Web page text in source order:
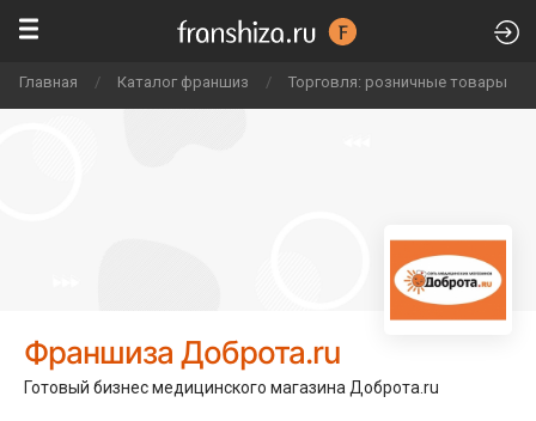
Главная / Каталог франшиз / Торговля: розничные товары
Франшиза Доброта.ru
Готовый бизнес медицинского магазина Доброта.ru